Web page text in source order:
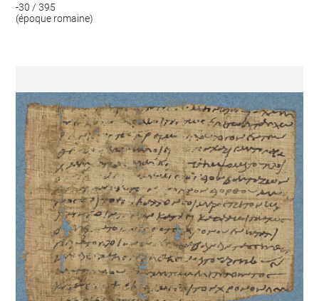
-30 / 395
(époque romaine)